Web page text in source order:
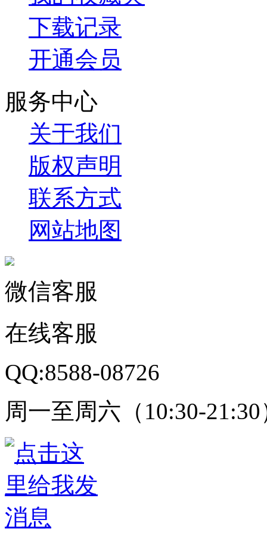
下载记录
开通会员
服务中心
关于我们
版权声明
联系方式
网站地图
微信客服
在线客服
QQ:8588-08726
周一至周六（10:30-21:30